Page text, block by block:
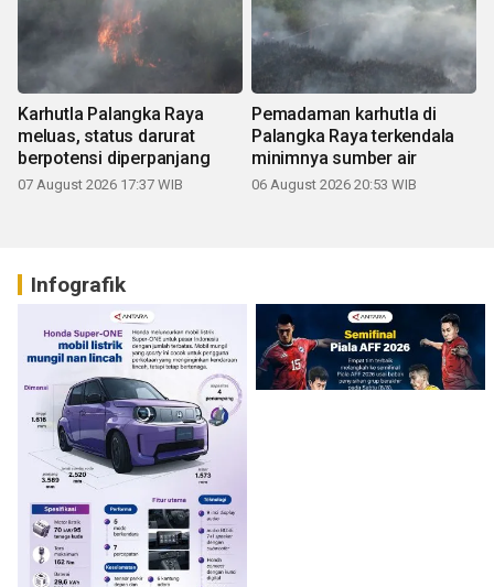
Karhutla Palangka Raya
meluas, status darurat
berpotensi diperpanjang
07 August 2026 17:37 WIB
Pemadaman karhutla di
Palangka Raya terkendala
minimnya sumber air
06 August 2026 20:53 WIB
Infografik